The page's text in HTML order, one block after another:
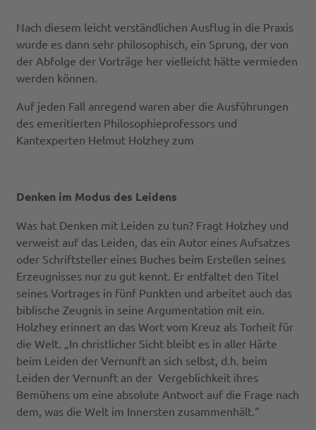
Nach diesem leicht verständlichen Ausflug in die Praxis
wurde es dann sehr philosophisch, ein Sprung, der von
der Abfolge der Vorträge her vielleicht hätte vermieden
werden können.
Auf jeden Fall anregend waren aber die Ausführungen
des emeritierten Philosophieprofessors und
Kantexperten Helmut Holzhey zum
Denken im Modus des Leidens
Was hat Denken mit Leiden zu tun? Fragt Holzhey und
verweist auf das Leiden, das ein Autor eines Aufsatzes
oder Schriftsteller eines Buches beim Erstellen seines
Erzeugnisses nur zu gut kennt. Er entfaltet den Titel
seines Vortrages in fünf Punkten und arbeitet auch das
biblische Zeugnis in seine Argumentation mit ein.
Holzhey erinnert an das Wort vom Kreuz als Torheit für
die Welt. „In christlicher Sicht bleibt es in aller Härte
beim Leiden der Vernunft an sich selbst, d.h. beim
Leiden der Vernunft an der Vergeblichkeit ihres
Bemühens um eine absolute Antwort auf die Frage nach
dem, was die Welt im Innersten zusammenhält.“